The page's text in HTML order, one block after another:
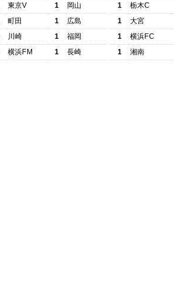
東京V 1
岡山
町田 1
広島
川崎 1
福岡
横浜FM 1 長崎
1
栃木C
1
大宮
1
横浜FC
1
湘南